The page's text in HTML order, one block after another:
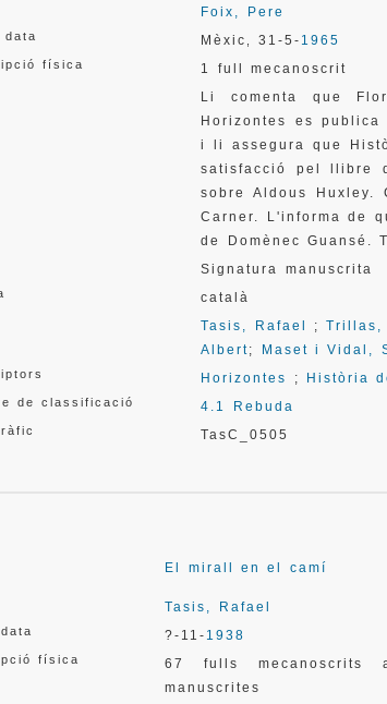
Foix, Pere
Mèxic ,31-5- 1965
física 1 full mecanoscrit
Li comenta que
Horizontes es
i li assegura que
satisfacció pel llibre
sobre Aldous Huxley.
Carner. L'informa de
de Domènec Guansé.
Signatura manuscrita
català
Tasis, Rafael ;Trillas,
Albert; Maset i Vidal,
Horizontes ; Història
de classificació 4.1 Rebuda
TasC_0505
El mirall en el camí
Tasis, Rafael
?-11- 1938
física
67 fulls mecanoscrits
manuscrites